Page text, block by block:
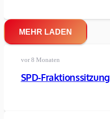
MEHR LADEN
vor 8 Monaten
SPD-Fraktionssitzung